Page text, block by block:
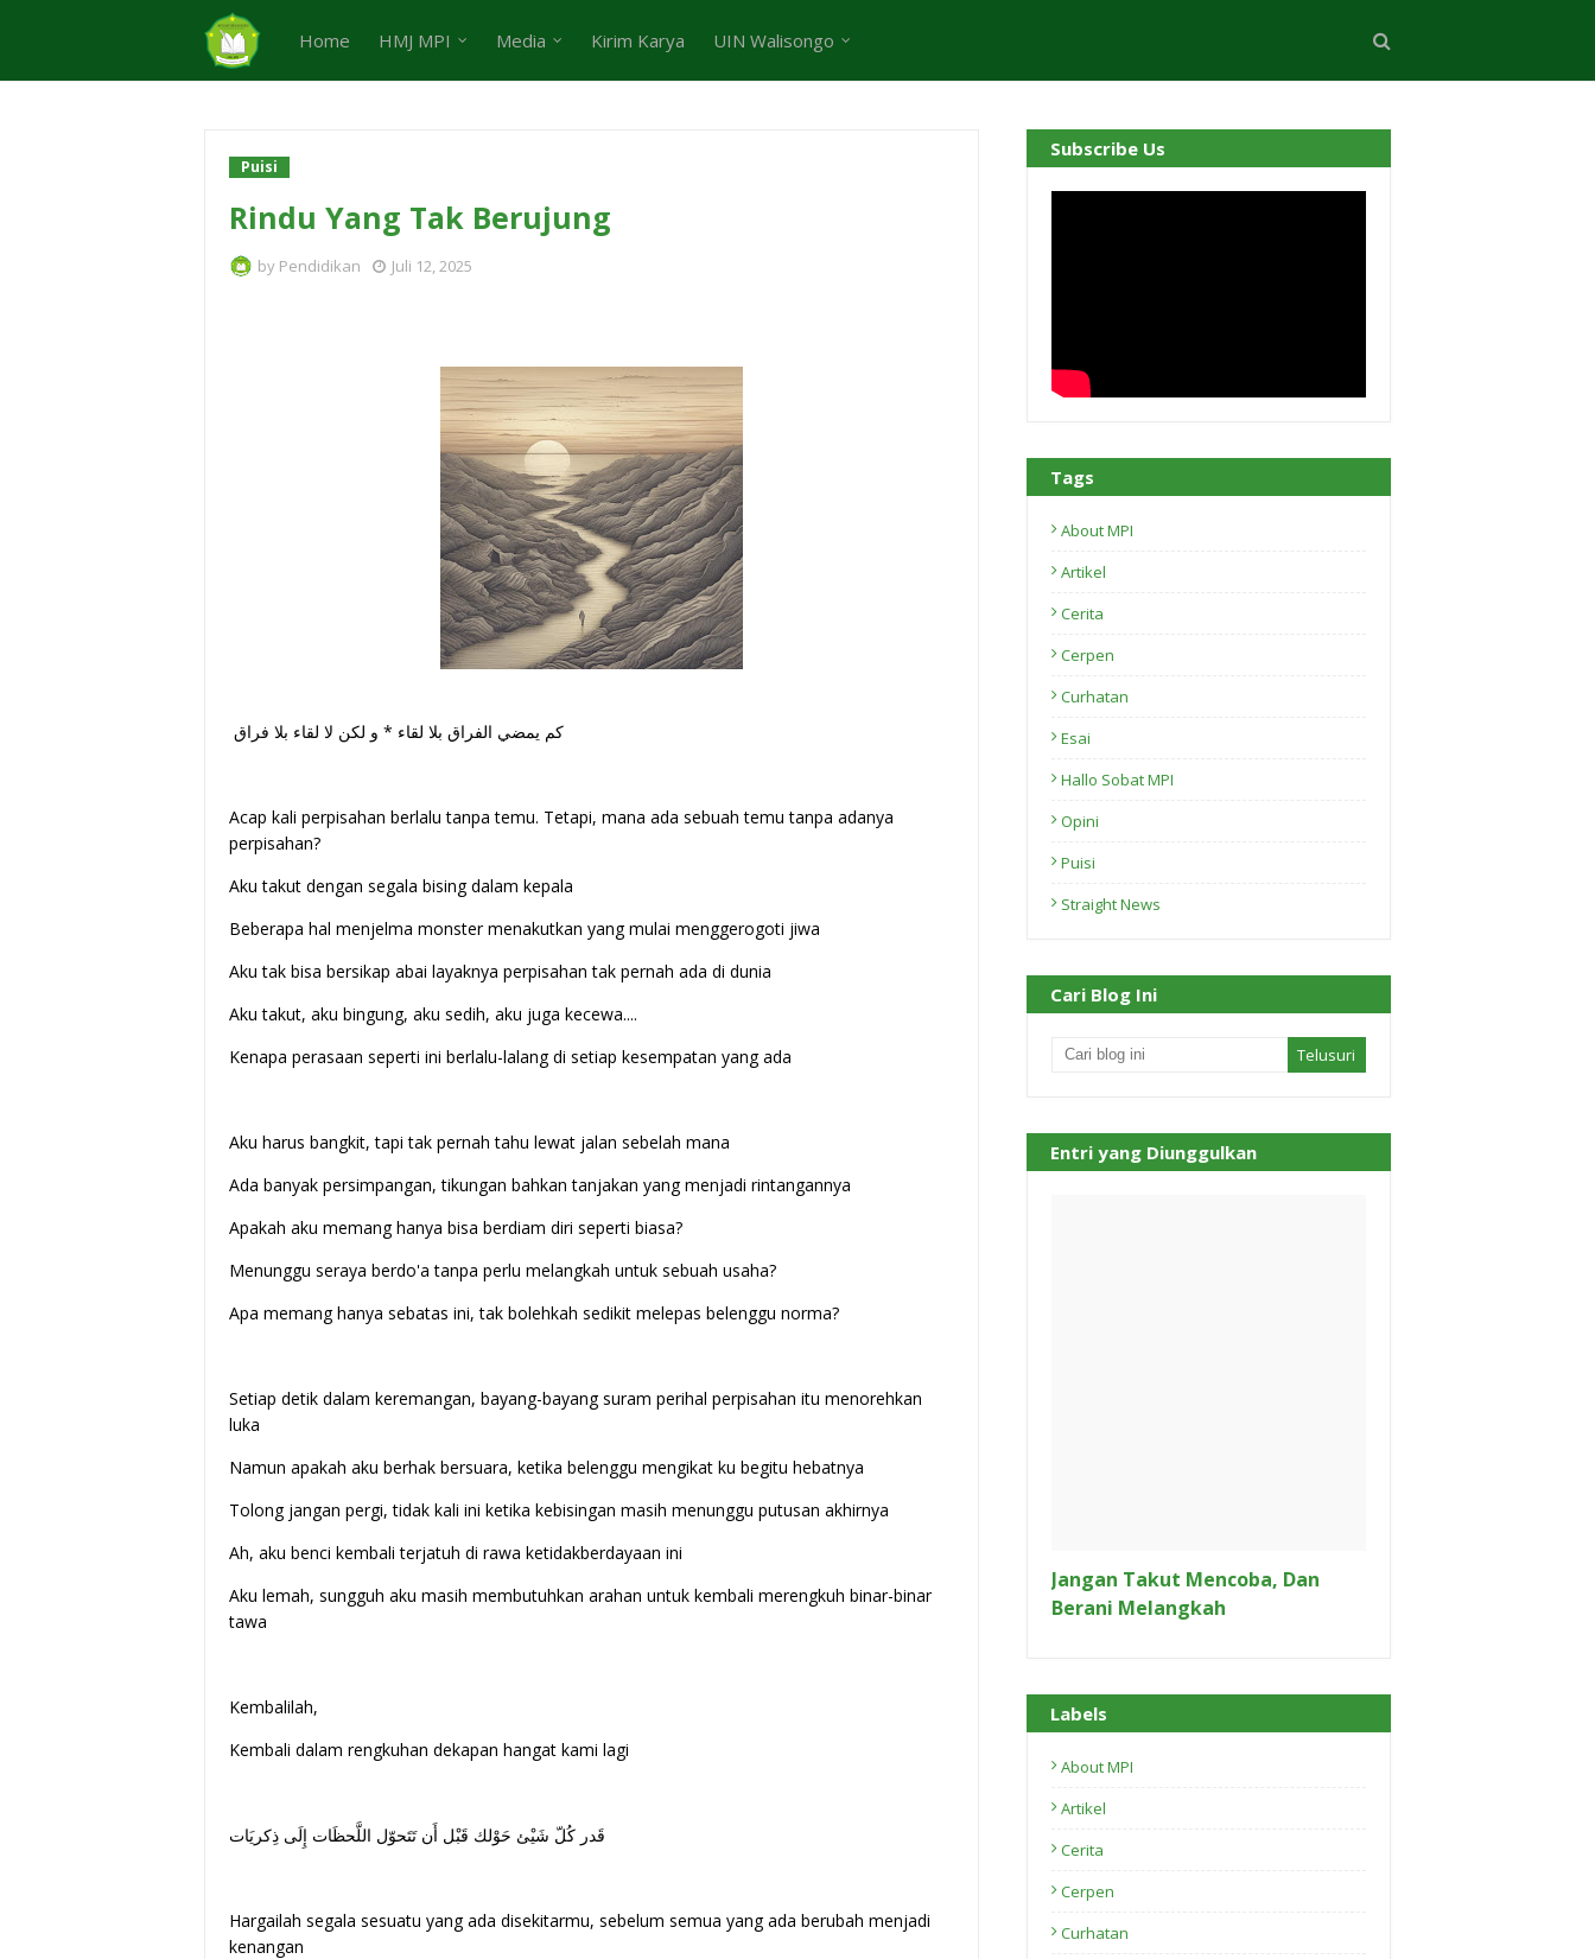
Home HMJ MPI Media Kirim Karya UIN Walisongo
Puisi
Rindu Yang Tak Berujung
by Pendidikan Juli 12, 2025
كم يمضي الفراق بلا لقاء * و لكن لا لقاء بلا فراق
Acap kali perpisahan berlalu tanpa temu. Tetapi, mana ada sebuah temu tanpa adanya
perpisahan?
Aku takut dengan segala bising dalam kepala
Beberapa hal menjelma monster menakutkan yang mulai menggerogoti jiwa
Aku tak bisa bersikap abai layaknya perpisahan tak pernah ada di dunia
Aku takut, aku bingung, aku sedih, aku juga kecewa....
Kenapa perasaan seperti ini berlalu-lalang di setiap kesempatan yang ada
Aku harus bangkit, tapi tak pernah tahu lewat jalan sebelah mana
Ada banyak persimpangan, tikungan bahkan tanjakan yang menjadi rintangannya
Apakah aku memang hanya bisa berdiam diri seperti biasa?
Menunggu seraya berdo'a tanpa perlu melangkah untuk sebuah usaha?
Apa memang hanya sebatas ini, tak bolehkah sedikit melepas belenggu norma?
Setiap detik dalam keremangan, bayang-bayang suram perihal perpisahan itu menorehkan
luka
Namun apakah aku berhak bersuara, ketika belenggu mengikat ku begitu hebatnya
Tolong jangan pergi, tidak kali ini ketika kebisingan masih menunggu putusan akhirnya
Ah, aku benci kembali terjatuh di rawa ketidakberdayaan ini
Aku lemah, sungguh aku masih membutuhkan arahan untuk kembali merengkuh binar-binar
tawa
Kembalilah,
Kembali dalam rengkuhan dekapan hangat kami lagi
قَدر كُلّ شَيْئ حَوْلك قَبْل أَن تَتَحوّل اللَّحظَات إِلَى ذِكريَات
Hargailah segala sesuatu yang ada disekitarmu, sebelum semua yang ada berubah menjadi
kenangan
Subscribe Us
Tags
About MPI
Artikel
Cerita
Cerpen
Curhatan
Esai
Hallo Sobat MPI
Opini
Puisi
Straight News
Cari Blog Ini
Entri yang Diunggulkan
Jangan Takut Mencoba, Dan
Berani Melangkah
Labels
About MPI
Artikel
Cerita
Cerpen
Curhatan